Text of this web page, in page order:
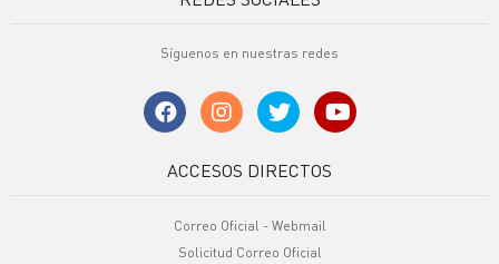
Síguenos en nuestras redes
ACCESOS DIRECTOS
Correo Oficial - Webmail
Solicitud Correo Oficial